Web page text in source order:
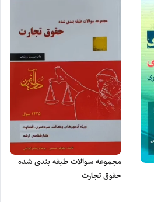
مجموعه سوالات طبقه بندی شده
حقوق تجارت